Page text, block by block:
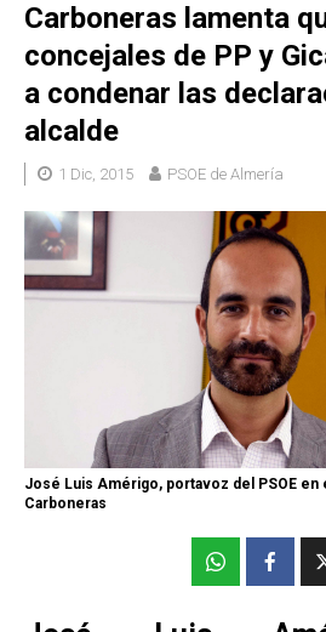
Carboneras lamenta
concejales de PP y
a condenar las
alcalde
1 Dic, 2015 PSOE de Almería
José Luis Amérigo, portavoz del PSOE en
Carboneras